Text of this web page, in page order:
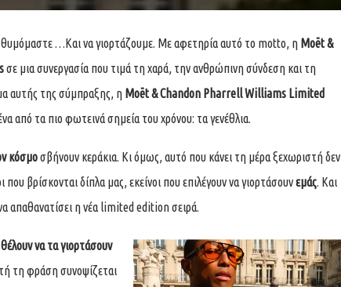
θυμόμαστε …Kαι να γιορτάζουμε. Με αφετηρία αυτό το motto, η Moët &
σε μια συνεργασία που τιμά τη χαρά, την ανθρώπινη σύνδεση και τη
αυτής της σύμπραξης, η Moët & Chandon Pharrell Williams Limited
από τα πιο φωτεινά σημεία του χρόνου: τα γενέθλια.
κόσμοσβήνουν κεράκια. Κι όμως, αυτό που κάνει τη μέρα ξεχωριστή δεν
βρίσκονται δίπλα μας, εκείνοι που επιλέγουν να γιορτάσουνεμάς. Και
απαθανατίσει η νέα limited edition σειρά.
να τα γιορτάσουν
τη φράση συνοψίζεται